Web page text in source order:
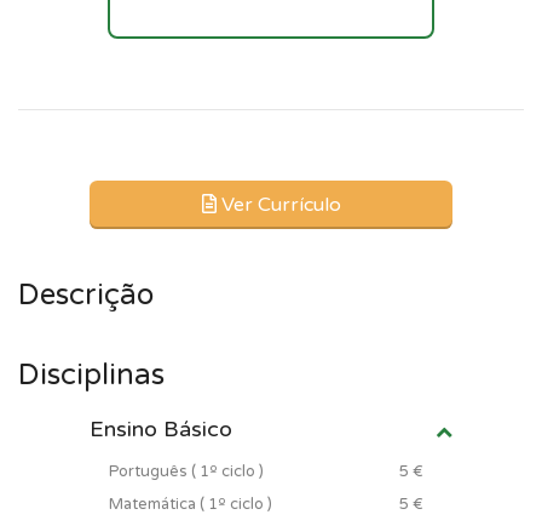
Ver Currículo
Descrição
Disciplinas
Ensino Básico
Português ( 1º ciclo )
5 €
Matemática ( 1º ciclo )
5 €